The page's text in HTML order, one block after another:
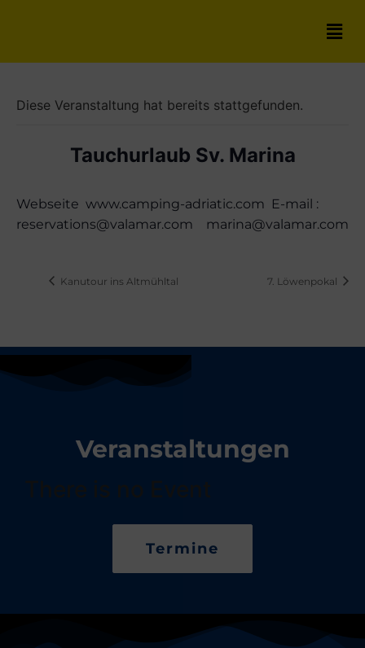
Diese Veranstaltung hat bereits stattgefunden.
Tauchurlaub Sv. Marina
Webseite www.camping-adriatic.com E-mail :
reservations@valamar.com marina@valamar.com
Kanutour ins Altmühltal 7. Löwenpokal
Veranstaltungen
Termine